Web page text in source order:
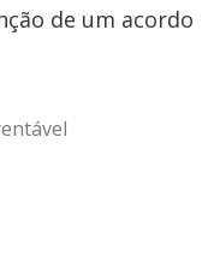
de um acordo